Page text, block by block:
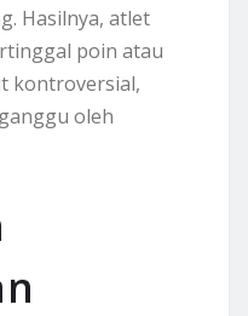
Hasilnya, atlet
poin atau
kontroversial,
oleh